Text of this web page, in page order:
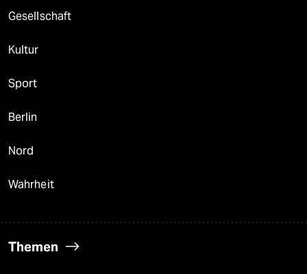
Gesellschaft
Kultur
Sport
Berlin
Nord
Wahrheit
Themen